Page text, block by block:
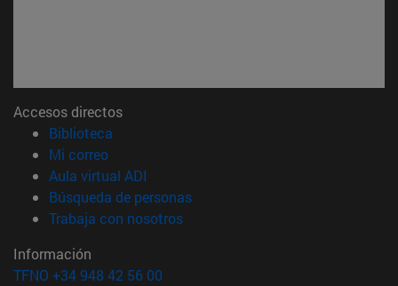
Accesos directos
Biblioteca
Mi correo(abre en nueva ventana)
Aula virtual ADI
Búsqueda de personas(abre en nueva ventana)
Trabaja con nosotros(abre en nueva ventana)
Información
TFNO +34 948 42 56 00